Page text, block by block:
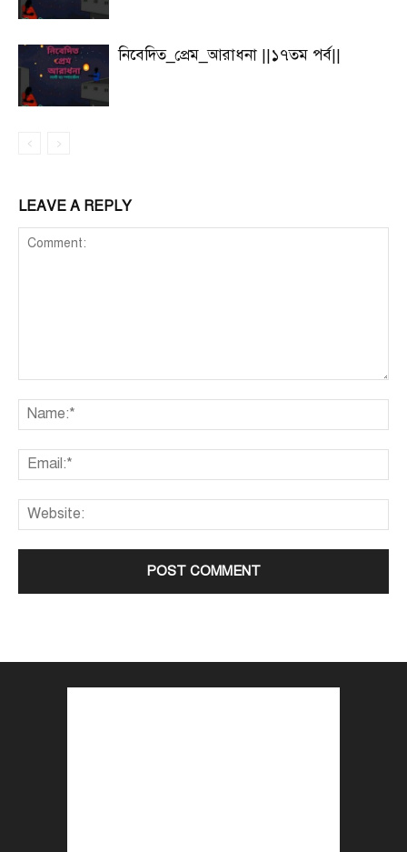
নিবেদিত_প্রেম_আরাধনা ||১৭তম পর্ব||
LEAVE A REPLY